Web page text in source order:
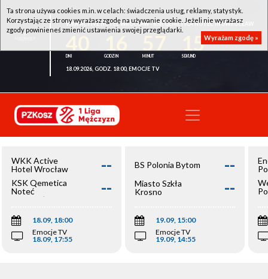
WKK ACTIVE HOTEL WROCŁAW - KSK QEMETICA NOTEĆ INOWROCŁAW
15
18.09.2026, GODZ. 18:00, EMOCJE TV
WKK Active
Hotel Wrocław
--
KSK Qemetica
Noteć
Inowrocław
--
18.09, 18:00
Emocje TV
18.09, 17:55
BS Polonia Bytom --
Miasto Szkła
Krosno
--
19.09, 15:00
Emocje TV
19.09, 14:55
Ta strona używa cookies m.in. w celach: świadczenia usług, reklamy, statystyk.
Korzystając ze strony wyrażasz zgodę na używanie cookie. Jeżeli nie wyrażasz
zgody powinieneś zmienić ustawienia swojej przeglądarki.
Wyrażam zgodę »